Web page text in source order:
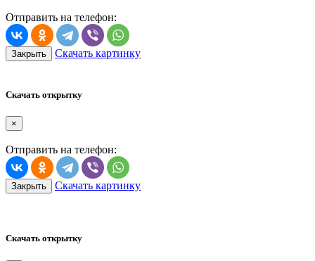
Отправить на телефон:
Закрыть Скачать картинку
Скачать открытку
×
Отправить на телефон:
Закрыть Скачать картинку
Скачать открытку